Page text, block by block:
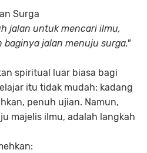
Surga
jalan untuk mencari ilmu,
baginya jalan menuju surga."
spiritual luar biasa bagi
itu tidak mudah: kadang
penuh ujian. Namun,
majelis ilmu, adalah langkah